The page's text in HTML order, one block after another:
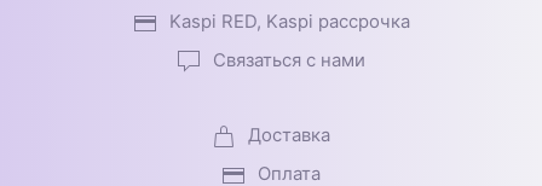
Kaspi RED, Kaspi рассрочка
Связаться с нами
Доставка
Оплата